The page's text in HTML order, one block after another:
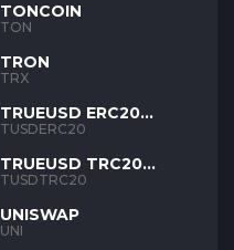
TONCOIN
TON
TRON
TRX
TRUEUSD ERC20
TUSD
TUSDERC20
TRUEUSD TRC20
TUSD
TUSDTRC20
UNISWAP
UNI